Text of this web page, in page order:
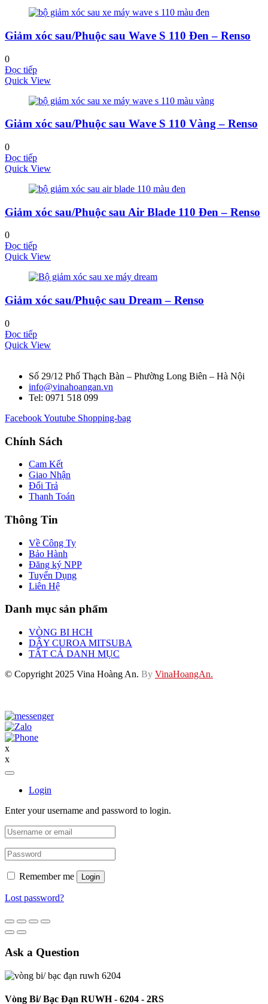
Giảm xóc sau/Phuộc sau Wave S 110 Đen – Renso
0
Đọc tiếp
Quick View
Giảm xóc sau/Phuộc sau Wave S 110 Vàng – Renso
0
Đọc tiếp
Quick View
Giảm xóc sau/Phuộc sau Air Blade 110 Đen – Renso
0
Đọc tiếp
Quick View
Giảm xóc sau/Phuộc sau Dream – Renso
0
Đọc tiếp
Quick View
Số 29/12 Phố Thạch Bàn – Phường Long Biên – Hà Nội
info@vinahoangan.vn
Tel: 0971 518 099
FacebookYoutube Shopping-bag
Chính Sách
Cam Kết
Giao Nhận
Đổi Trả
Thanh Toán
Thông Tin
Về Công Ty
Bảo Hành
Đăng ký NPP
Tuyển Dụng
Liên Hệ
Danh mục sản phẩm
VÒNG BI HCH
DÂY CUROA MITSUBA
TẤT CẢ DANH MỤC
© Copyright 2025 Vina Hoàng An. By VinaHoangAn.
x
x
Login
Enter your username and password to login.
Remember me Login
Lost password?
Ask a Question
Vòng Bi/ Bạc Đạn RUWH - 6204 - 2RS